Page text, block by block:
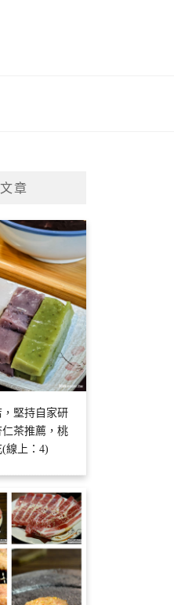
章
堅持自家研
茶推薦，桃
線上：4)